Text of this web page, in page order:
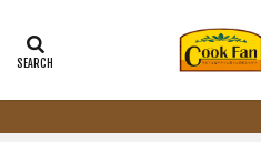
『サクッと楽ちん冷凍とんかつ』